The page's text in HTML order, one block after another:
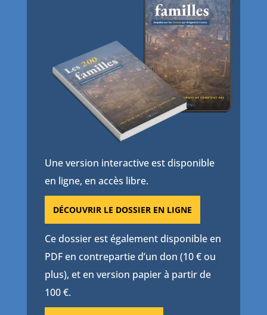
Une version interactive est disponible
en ligne, en accès libre.
DÉCOUVRIR LE DOSSIER EN LIGNE
Ce dossier est également disponible en
PDF en contrepartie d’un don (10 € ou
plus), et en version papier à partir de
100 €.